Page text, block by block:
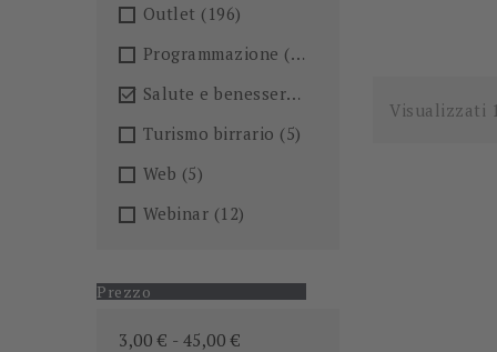
Outlet (196)
Programmazione (26)
 Salute e benessere
Turismo birrario (5)
Web (5)
Webinar (12)
Prezzo
3,00 € - 45,00 €
Visualizzati